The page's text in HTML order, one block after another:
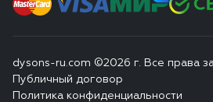
dysons-ru.com ©2026 г. Все права
Публичный договор
Политика конфиденциальности